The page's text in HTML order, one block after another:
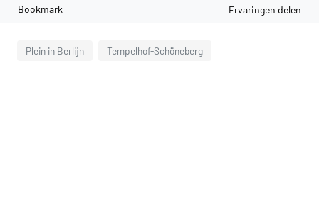
Bookmark Ervaringen delen
Plein in Berlijn Tempelhof-Schöneberg